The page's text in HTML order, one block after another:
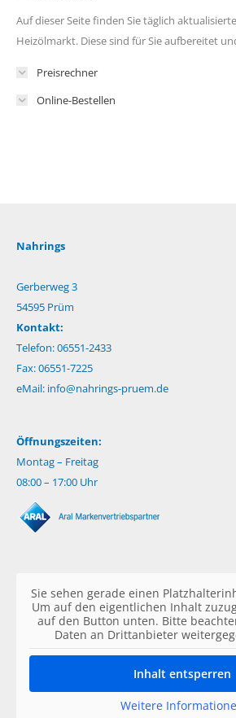
Auf dieser Seite finden Sie täglich
Heizölmarkt. Diese sind für Sie aufbereitet
Preisrechner
Online-Bestellen
Nahrings
Gerberweg 3
54595 Prüm
Kontakt:
Telefon: 06551-2433
Fax: 06551-7225
eMail: info@nahrings-pruem.de
Öffnungszeiten:
Montag – Freitag
08:00 – 17:00 Uhr
Sie sehen gerade einen
Um auf den eigentlichen Inhalt
auf den Button unten. Bitte
Daten an Drittanbieter
Inhalt entsperren
Weitere